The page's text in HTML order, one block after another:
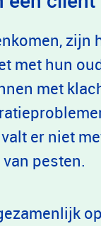
zijn
met hun
met
er niet
pesten.